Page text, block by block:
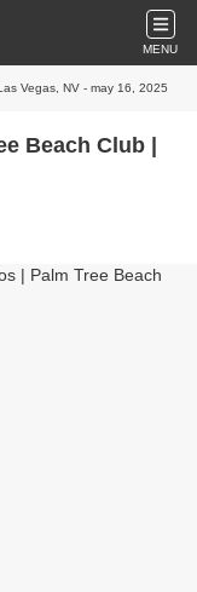
MENU
Vegas, NV - may 16, 2025
Beach Club |